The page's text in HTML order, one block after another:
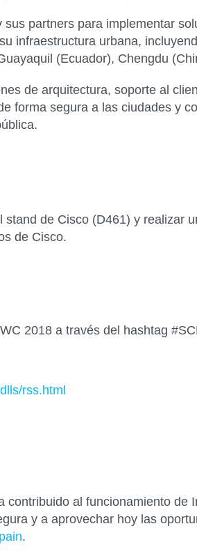
partners para implementar
infraestructura urbana,
(Ecuador), Chengdu
de arquitectura, soporte al
forma segura a las ciudades y
stand de Cisco (D461) y realizar
de Cisco.
2018 a través del hashtag
rss.html
al funcionamiento de
y a aprovechar hoy las
.